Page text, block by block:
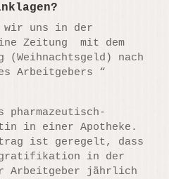
wir uns in der
Zeitung mit dem
(Weihnachtsgeld) nach
Arbeitgebers “
in einer Apotheke.
ist geregelt, dass
in der
Arbeitgeber jährlich